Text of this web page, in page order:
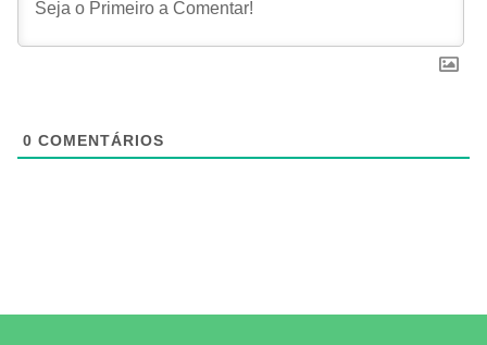
0 COMENTÁRIOS